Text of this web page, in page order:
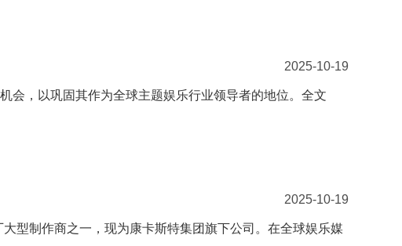
2025-10-19
会，以巩固其作为全球主题娱乐行业领导者的地位。全文
2025-10-19
型制作商之一，现为康卡斯特集团旗下公司。在全球娱乐媒